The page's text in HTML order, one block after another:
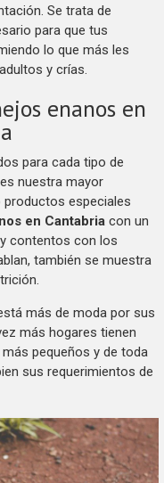
Se trata de
para que tus
lo que más les
y crías.
enanos en
para cada tipo de
nuestra mayor
especiales
en Cantabria con un
contentos con los
también se muestra
más de moda por sus
más hogares tienen
pequeños y de toda
sus requerimientos de